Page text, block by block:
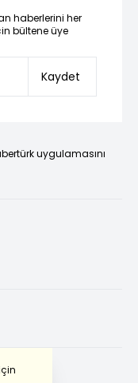
haberlerini her
bültene üye
Kaydet
uygulamasını